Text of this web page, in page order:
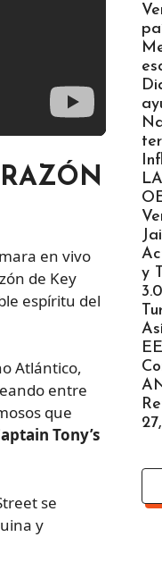
en vivo
de Key
espíritu del
Atlántico,
entre
que
Tony’s
se
y
LA
y